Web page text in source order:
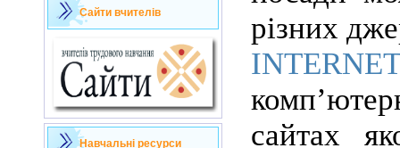
Сайти вчителів
Навчальні ресурси
різних
сайтах